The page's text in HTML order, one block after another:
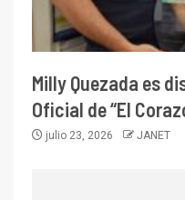
Milly Quezada es
Oficial de “El
julio 23, 2026 JANET